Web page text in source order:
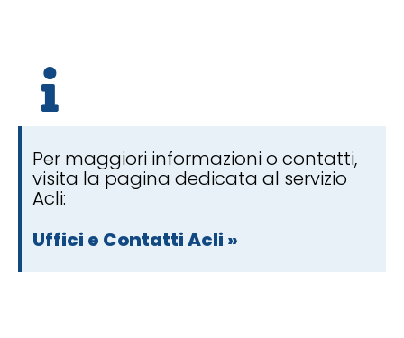
Per maggiori informazioni o contatti,
visita la pagina dedicata al servizio
Acli:
Uffici e Contatti Acli »